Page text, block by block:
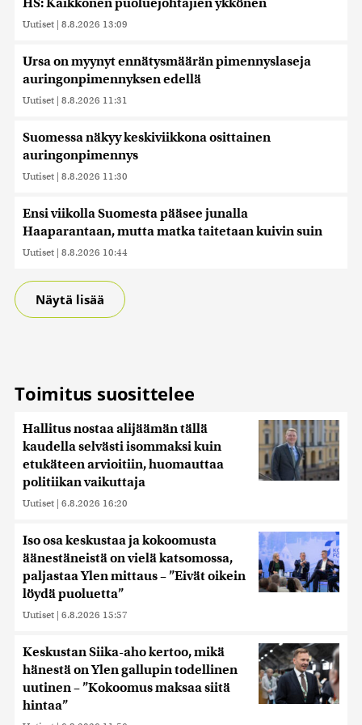
tietoja muihin tietoihin, joita olet antanut heille tai joita on
kerätty, kun olet käyttänyt heidän palvelujaan. Tietoja
HS: Kaikkonen puoluejohtajien ykkönen
Uutiset | 8.8.2026 13:09
Ursa on myynyt ennätysmäärän pimennyslaseja
auringonpimennyksen edellä
Uutiset | 8.8.2026 11:31
Suomessa näkyy keskiviikkona osittainen
auringonpimennys
Uutiset | 8.8.2026 11:30
Ensi viikolla Suomesta pääsee junalla
Haaparantaan, mutta matka taitetaan kuivin suin
Uutiset | 8.8.2026 10:44
Näytä lisää
Toimitus suosittelee
Hallitus nostaa alijäämän tällä
kaudella selvästi isommaksi kuin
etukäteen arvioitiin, huomauttaa
politiikan vaikuttaja
Uutiset | 6.8.2026 16:20
Iso osa keskustaa ja kokoomusta
äänestäneistä on vielä katsomossa,
paljastaa Ylen mittaus – ”Eivät oikein
löydä puoluetta”
Uutiset | 6.8.2026 15:57
Keskustan Siika-aho kertoo, mikä
hänestä on Ylen gallupin todellinen
uutinen – ”Kokoomus maksaa siitä
hintaa”